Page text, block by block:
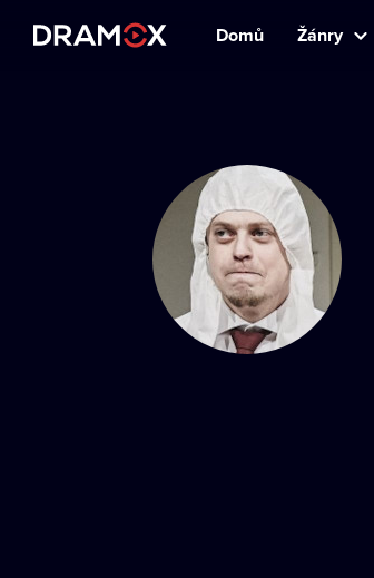
Domů Žánry